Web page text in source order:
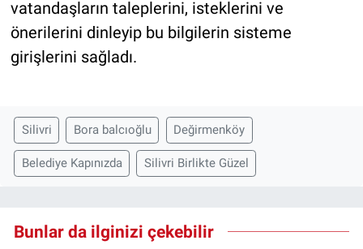
vatandaşların taleplerini, isteklerini ve
önerilerini dinleyip bu bilgilerin sisteme
girişlerini sağladı.
Silivri Bora balcıoğlu Değirmenköy
Belediye Kapınızda Silivri Birlikte Güzel
Bunlar da ilginizi çekebilir